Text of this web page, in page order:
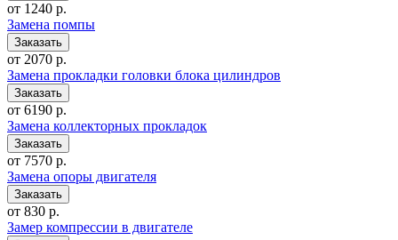
от 1240 р.
Замена помпы
от 2070 р.
Замена прокладки головки блока цилиндров
от 6190 р.
Замена коллекторных прокладок
от 7570 р.
Замена опоры двигателя
от 830 р.
Замер компрессии в двигателе